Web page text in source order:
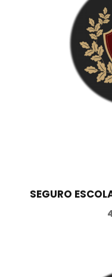
SEGURO